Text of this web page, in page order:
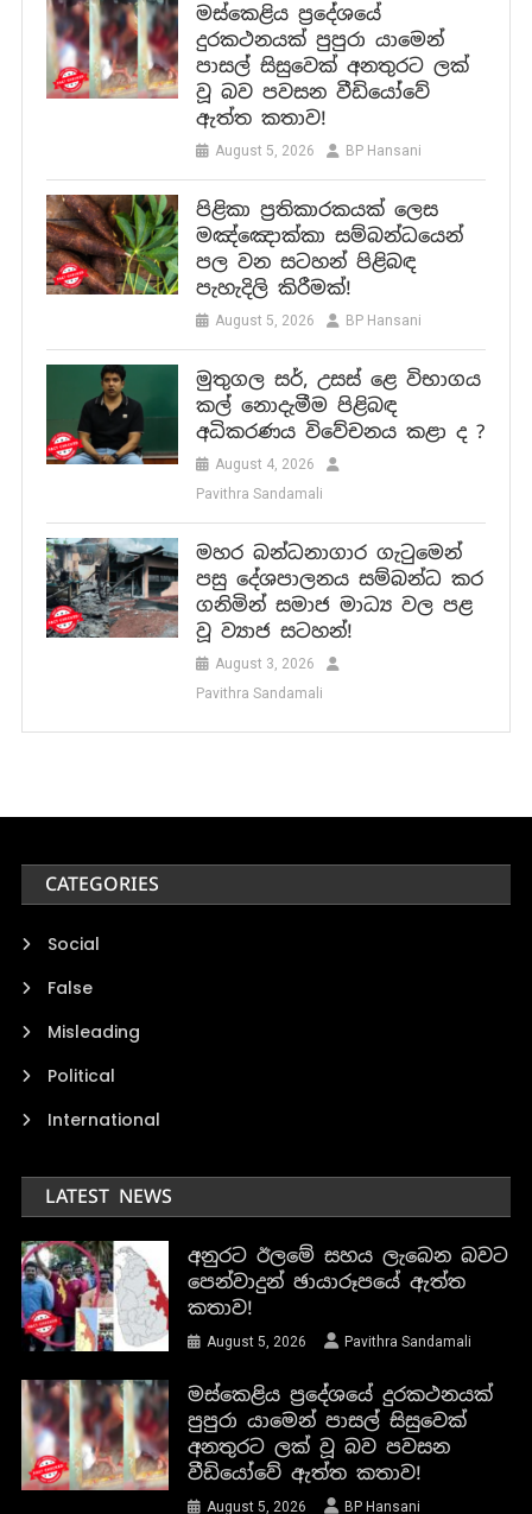
මස්කෙළිය ප්‍රදේශයේ
දුරකථනයක් පුපුරා යාමෙන්
පාසල් සිසුවෙක් අනතුරට ලක්
වූ බව පවසන වීඩියෝවේ
ඇත්ත කතාව!
August 5, 2026 BP Hansani
පිළිකා ප්‍රතිකාරකයක් ලෙස
මඤ්ඤොක්කා සම්බන්ධයෙන්
පල වන සටහන් පිළිබඳ
පැහැදිලි කිරීමක්!
August 5, 2026 BP Hansani
මුතුගල සර්, උසස් ළෙ විභාගය
කල් නොදැමීම පිළිබඳ
අධිකරණය විවේචනය කළා ද ?
August 4, 2026
Pavithra Sandamali
මහර බන්ධනාගාර ගැටුමෙන්
පසු දේශපාලනය සම්බන්ධ කර
ගනිමින් සමාජ මාධ්‍ය වල පළ
වූ ව්‍යාජ සටහන්!
August 3, 2026
Pavithra Sandamali
CATEGORIES
Social
False
Misleading
Political
International
LATEST NEWS
අනුරට ඊලමේ සහය ලැබෙන බවට
පෙන්වාදුන් ඡායාරූපයේ ඇත්ත
කතාව!
August 5, 2026 Pavithra Sandamali
මස්කෙළිය ප්‍රදේශයේ දුරකථනයක්
පුපුරා යාමෙන් පාසල් සිසුවෙක්
අනතුරට ලක් වූ බව පවසන
වීඩියෝවේ ඇත්ත කතාව!
August 5, 2026 BP Hansani